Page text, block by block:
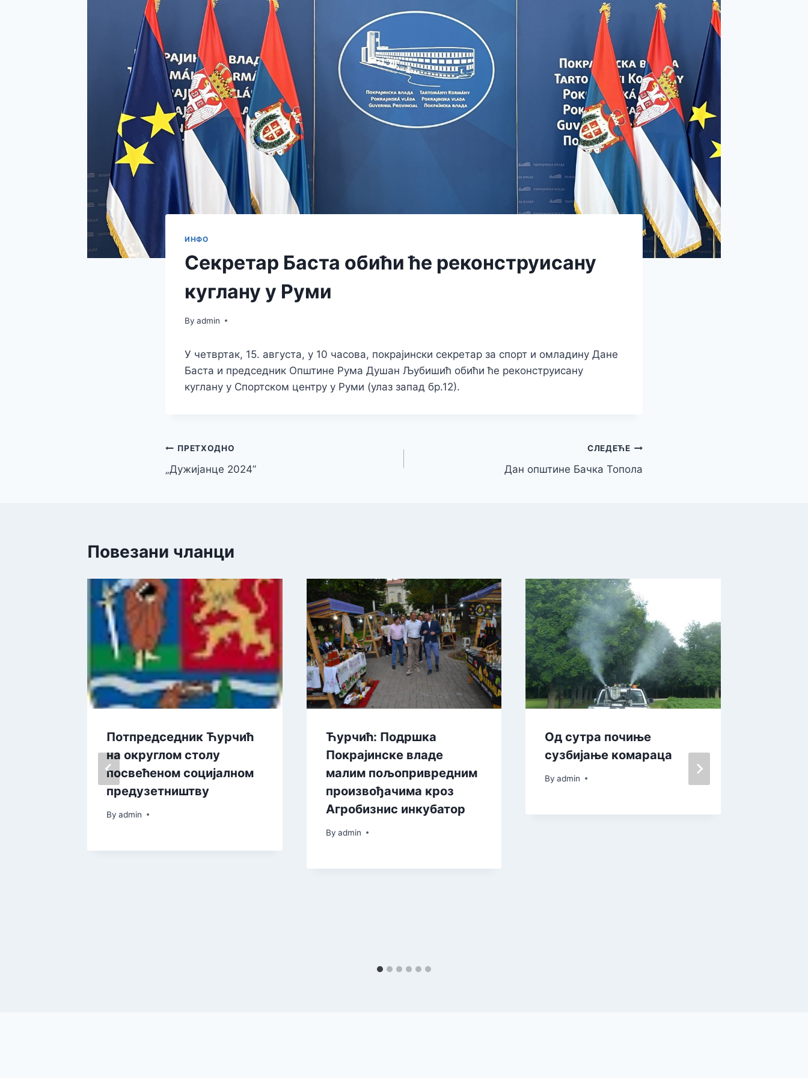
ИНФО
Секретар Баста обићи ће реконструисану
куглану у Руми
By admin
У четвртак, 15. августа, у 10 часова, покрајински секретар за спорт и омладину Дане
Баста и председник Општине Рума Душан Љубишић обићи ће реконструисану
куглану у Спортском центру у Руми (улаз запад бр.12).
Кретање
чланка
ПРЕТХОДНО
„Дужијанце 2024”
СЛЕДЕЋЕ
Дан општине Бачка Топола
Повезани чланци
Потпредседник Ћурчић
на округлом столу
посвећеном социјалном
предузетништву
By admin
Ћурчић: Подршка
Покрајинске владе
малим пољопривредним
произвођачима кроз
Агробизнис инкубатор
By admin
Од сутра почиње
сузбијање комараца
By admin